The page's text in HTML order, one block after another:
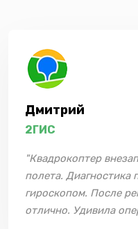
Дмитрий
2ГИС
"Квадрокоптер
полета. Диагностика
гироскопом. После
отлично. Удивила